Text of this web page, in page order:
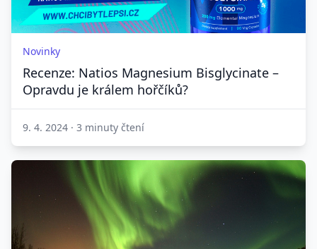
Novinky
Recenze: Natios Magnesium Bisglycinate –
Opravdu je králem hořčíků?
9. 4. 2024 · 3 minuty čtení